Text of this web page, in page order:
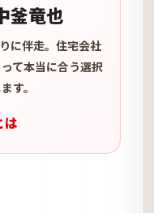
釜竜也
に伴走。住宅会社
て本当に合う選択
す。
は